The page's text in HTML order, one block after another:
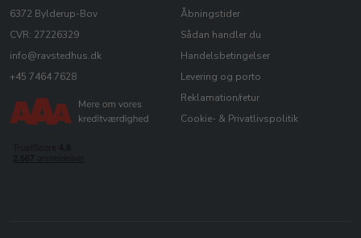
6372 Bylderup-Bov
CVR: 27226329
info@ravstedhus.dk
+45 7464 7628
Åbningstider
Sådan handler du
Handelsbetingelser
Levering og porto
Reklamation/retur
Cookie- & Privatlivspolitik